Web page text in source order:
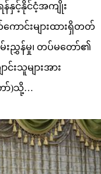
နှင့်နိုင်ငံ့အကျိုး
ာင်းများထားရှိတတ်
းညွှန်မှု၊ တပ်မတော်၏
င်းသူများအား
ာ်)သို့…